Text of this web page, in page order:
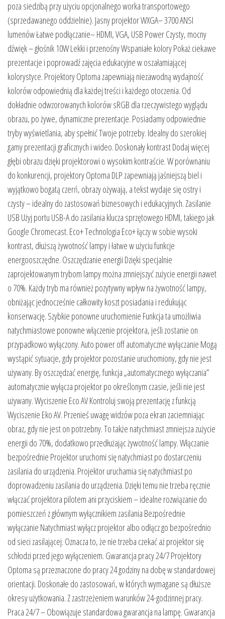
poza siedzibą przy użyciu opcjonalnego worka transportowego
(sprzedawanego oddzielnie). Jasny projektor WXGA– 3700 ANSI
lumenów Łatwe podłączanie– HDMI, VGA, USB Power Czysty, mocny
dźwięk – głośnik 10W Lekki i przenośny Wspaniałe kolory Pokaż ciekawe
prezentacje i poprowadź zajęcia edukacyjne w oszałamiającej
kolorystyce. Projektory Optoma zapewniają niezawodną wydajność
kolorów odpowiednią dla każdej treści i każdego otoczenia. Od
dokładnie odwzorowanych kolorów sRGB dla rzeczywistego wyglądu
obrazu, po żywe, dynamiczne prezentacje. Posiadamy odpowiednie
tryby wyświetlania, aby spełnić Twoje potrzeby. Idealny do szerokiej
gamy prezentacji graficznych i wideo. Doskonały kontrast Dodaj więcej
głębi obrazu dzięki projektorowi o wysokim kontraście. W porównaniu
do konkurencji, projektory Optoma DLP zapewniają jaśniejszą biel i
wyjątkowo bogatą czerń, obrazy ożywają, a tekst wydaje się ostry i
czysty – idealny do zastosowań biznesowych i edukacyjnych. Zasilanie
USB Użyj portu USB-A do zasilania klucza sprzętowego HDMI, takiego jak
Google Chromecast. Eco+ Technologia Eco+ łączy w sobie wysoki
kontrast, dłuższą żywotność lampy i łatwe w użyciu funkcje
energooszczędne. Oszczędzanie energii Dzięki specjalnie
zaprojektowanym trybom lampy można zmniejszyć zużycie energii nawet
o 70%. Każdy tryb ma również pozytywny wpływ na żywotność lampy,
obniżając jednocześnie całkowity koszt posiadania i redukując
konserwację. Szybkie ponowne uruchomienie Funkcja ta umożliwia
natychmiastowe ponowne włączenie projektora, jeśli zostanie on
przypadkowo wyłączony. Auto power off automatyczne wyłączanie Mogą
wystąpić sytuacje, gdy projektor pozostanie uruchomiony, gdy nie jest
używany. By oszczędzać energię, funkcja „automatycznego wyłączania”
automatycznie wyłącza projektor po określonym czasie, jeśli nie jest
używany. Wyciszenie Eco AV Kontroluj swoją prezentację z funkcją
Wyciszenie Eko AV. Przenieś uwagę widzów poza ekran zaciemniając
obraz, gdy nie jest on potrzebny. To także natychmiast zmniejsza zużycie
energii do 70%, dodatkowo przedłużając żywotność lampy. Włączanie
bezpośrednie Projektor uruchomi się natychmiast po dostarczeniu
zasilania do urządzenia. Projektor uruchamia się natychmiast po
doprowadzeniu zasilania do urządzenia. Dzięki temu nie trzeba ręcznie
włączać projektora pilotem ani przyciskiem – idealne rozwiązanie do
pomieszczeń z głównym wyłącznikiem zasilania Bezpośrednie
wyłączanie Natychmiast wyłącz projektor albo odłącz go bezpośrednio
od sieci zasilającej. Oznacza to, że nie trzeba czekać aż projektor się
schłodzi przed jego wyłączeniem. Gwarancja pracy 24/7 Projektory
Optoma są przeznaczone do pracy 24 godziny na dobę w standardowej
orientacji. Doskonałe do zastosowań, w których wymagane są dłuższe
okresy użytkowania. Z zastrzeżeniem warunków 24-godzinnej pracy.
Praca 24/7 – Obowiązuje standardowa gwarancja na lampę. Gwarancja